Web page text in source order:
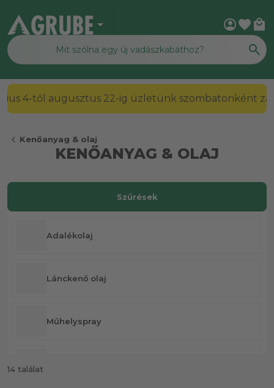
arrow_drop_down account_circlefavorite local_mall
2026. július 4-től augusztus 22-ig üzletünk
chevron_left Kenőanyag & olaj
KENŐANYAG & OLAJ
Adalékolaj
Lánckenő olaj
Műhelyspray
14 találat
Szűrések